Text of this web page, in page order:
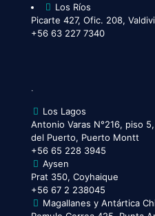
Los Ríos
Picarte 427, Ofic. 208,
+56 63 227 7340
.
Los Lagos
Antonio Varas N°216, piso
del Puerto, Puerto Montt
+56 65 228 3945
Aysen
Prat 350, Coyhaique
+56 67 2 238045
Magallanes y Antártica